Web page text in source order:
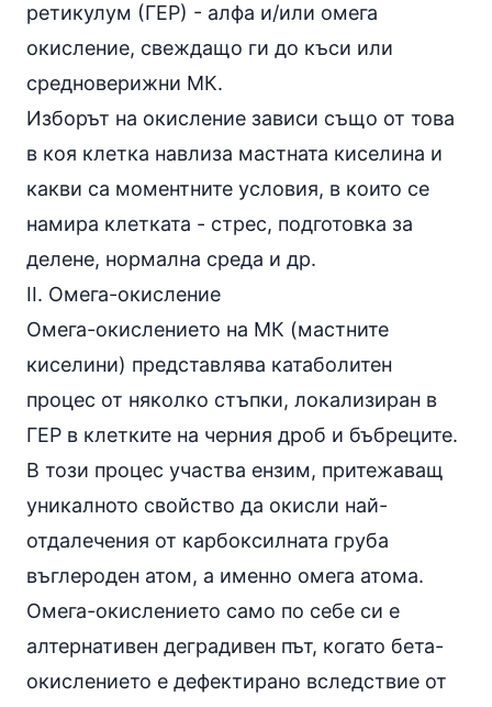
ретикулум (ГЕР) - алфа и/или омега
окисление, свеждащо ги до къси или
средноверижни МК.
Изборът на окисление зависи също от това
в коя клетка навлиза мастната киселина и
какви са моментните условия, в които се
намира клетката - стрес, подготовка за
делене, нормална среда и др.
II. Омега-окисление
Омега-окислението на МК (мастните
киселини) представлява катаболитен
процес от няколко стъпки, локализиран в
ГЕР в клетките на черния дроб и бъбреците.
В този процес участва ензим, притежаващ
уникалното свойство да окисли най-
отдалечения от карбоксилната груба
въглероден атом, а именно омега атома.
Омега-окислението само по себе си е
алтернативен деградивен път, когато бета-
окислението е дефектирано вследствие от